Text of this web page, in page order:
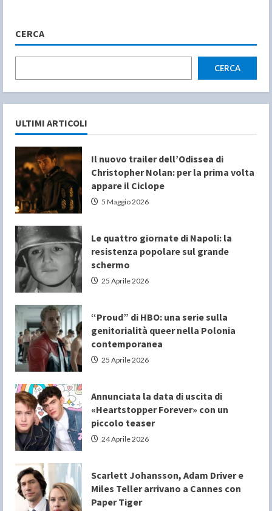
CERCA
CERCA
ULTIMI ARTICOLI
Il nuovo trailer dell’Odissea di
Christopher Nolan: per la prima volta
appare il Ciclope
5 Maggio 2026
Le quattro giornate di Napoli: la
resistenza popolare sul grande
schermo
25 Aprile 2026
“Proud” di HBO: una serie sulla
genitorialità queer nella Polonia
contemporanea
25 Aprile 2026
Annunciata la data di uscita di
«Heartstopper Forever» con un
piccolo teaser
24 Aprile 2026
Scarlett Johansson, Adam Driver e
Miles Teller arrivano a Cannes con
Paper Tiger